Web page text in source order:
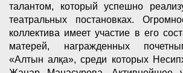
талантом, который успешно
театральных постановках.
коллектива имеет участие в его
матерей, награжденных
«Алтын алқа», среди которых